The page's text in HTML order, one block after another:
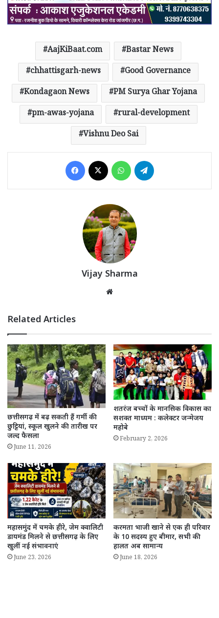
AajKiBaat.com
Bastar News
chhattisgarh-news
Good Governance
Kondagaon News
PM Surya Ghar Yojana
pm-awas-yojana
rural-development
Vishnu Deo Sai
Facebook WhatsApp
Vijay Sharma
Related Articles
छत्तीसगढ़ में बढ़ सकती हैं गर्मी की
छुट्टियां, स्कूल खुलने की तारीख पर
जल्द फैसला
June 11, 2026
शतरंज बच्चों के मानसिक विकास का
सशक्त माध्यम : कलेक्टर जन्मेजय
महोबे
February 2, 2026
महासमुंद में चमके हीरे, जेम क्वालिटी
डायमंड मिलने से छत्तीसगढ़ के लिए
खुलीं नई संभावनाएं
June 23, 2026
करमता भाजी खाने से एक ही परिवार
के 10 सदस्य हुए बीमार, सभी की
हालत अब सामान्य
June 18, 2026